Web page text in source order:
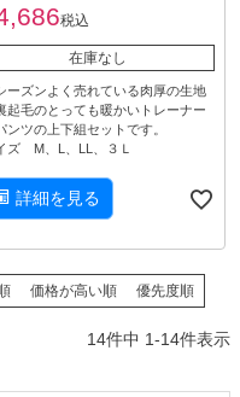
税込
在庫なし
ーズンよく売れている肉厚の生地
起毛のとっても暖かいトレーナー
ンツの上下組セットです。
ズ M、L、LL、３Ｌ
詳細を見る
価格が高い順 優先度順
14件中 1-14件表示